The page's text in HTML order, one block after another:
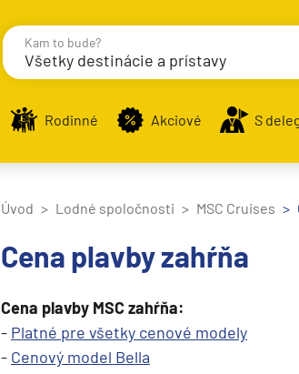
Kam to bude?
Všetky destinácie a prístavy
Destinácie Prístavy
Stredomorie
Stredomorie a Portugalsko
Západné Stredomorie
Severná Európa
Rodinné Akciové S
Úvod Lodné spoločnosti MSC Cruises
Cena plavby zahŕňa
Cena plavby MSC zahŕňa:
- Platné pre všetky cenové modely
- Cenový model Bella